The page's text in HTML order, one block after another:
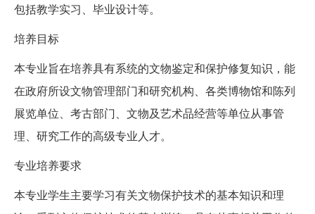
包括教学实习、毕业设计等。
培养目标
本专业旨在培养具有系统的文物鉴定和保护修复知识，能
在政府所设文物管理部门和研究机构、各类博物馆和陈列
展览单位、考古部门、文物及艺术品经营等单位从事管
理、研究工作的高级专业人才。
专业培养要求
本专业学生主要学习有关文物保护技术的基本知识和理